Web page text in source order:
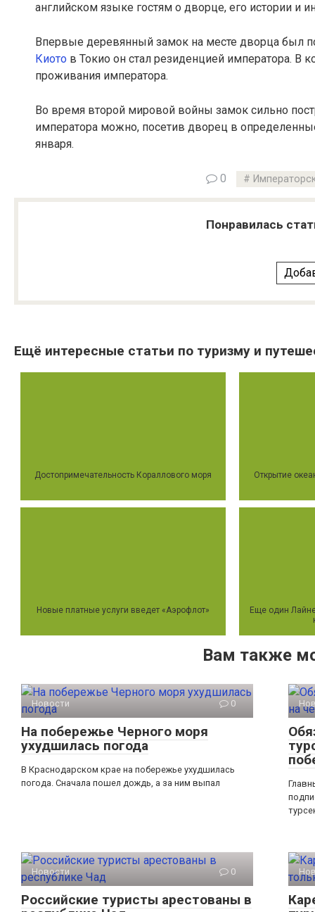
английском языке гостям о дворце, его истории и
Впервые деревянный замок на месте дворца был
Киото в Токио он стал резиденцией императора. В
проживания императора.
Во время второй мировой войны замок сильно
императора можно, посетив дворец в
января.
0
Понравилась
Ещё интересные статьи по туризму и
Достопримечательность Кораллового моря Открытие
Новые платные услуги введет «Аэрофлот»
Еще один
Вам также
Новости 0
На побережье Черного моря
ухудшилась погода
В Краснодарском крае на побережье ухудшилась
погода. Сначала пошел дождь, а за ним выпал
Новости 0
Российские туристы арестованы в